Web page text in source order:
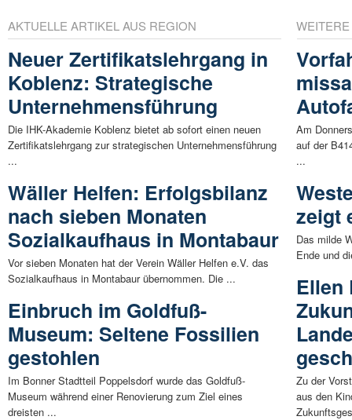
AKTUELLE ARTIKEL AUS REGION
Neuer Zertifikatslehrgang in
Koblenz: Strategische
Unternehmensführung
Die IHK-Akademie Koblenz bietet ab sofort einen neuen
Zertifikatslehrgang zur strategischen Unternehmensführung
...
Wäller Helfen: Erfolgsbilanz
nach sieben Monaten
Sozialkaufhaus in Montabaur
Vor sieben Monaten hat der Verein Wäller Helfen e.V. das
Sozialkaufhaus in Montabaur übernommen. Die ...
Einbruch im Goldfuß-
Museum: Seltene Fossilien
gestohlen
Im Bonner Stadtteil Poppelsdorf wurde das Goldfuß-
Museum während einer Renovierung zum Ziel eines
dreisten ...
Am
auf der
...
zeigt
Das milde
Ende und
Ellen
Zu der
aus den